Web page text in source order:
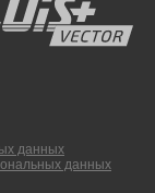
данных
данных